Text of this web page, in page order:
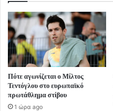
Πότε αγωνίζεται ο Μίλτος
Τεντόγλου στο ευρωπαϊκό
πρωτάθλημα στίβου
1 ώρα ago